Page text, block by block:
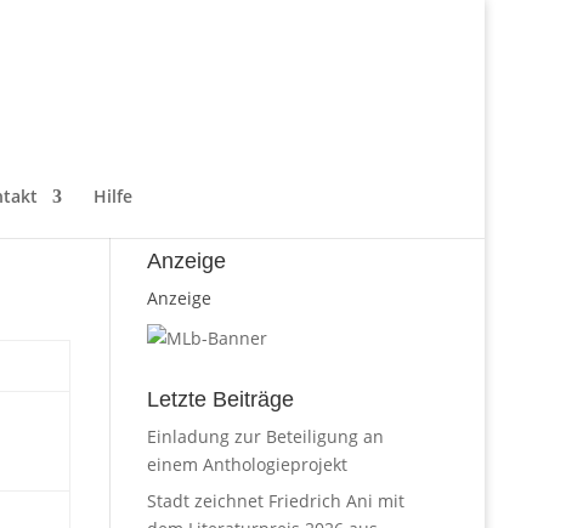
Hilfe
Anzeige
Anzeige
Letzte Beiträge
Einladung zur Beteiligung an
einem Anthologieprojekt
Stadt zeichnet Friedrich Ani mit